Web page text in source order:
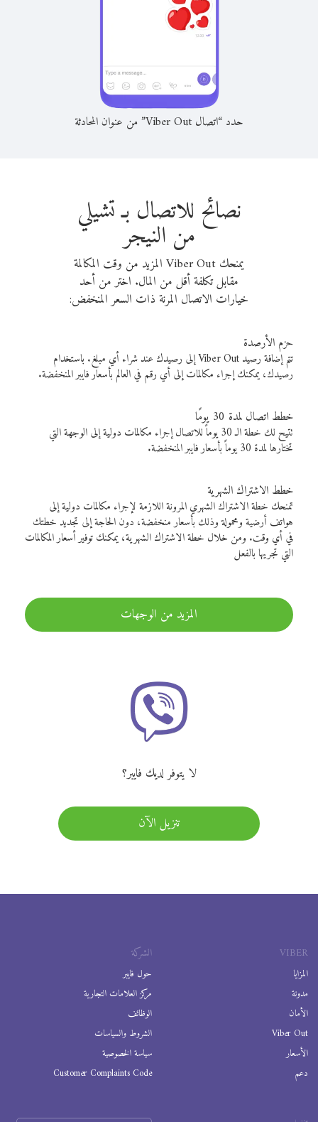
حدد “اتصال Viber Out” من عنوان المحادثة
نصائح للاتصال بـ تشيلي
من النيجر
يمنحك Viber Out المزيد من وقت المكالمة
مقابل تكلفة أقل من المال. اختر من أحد
خيارات الاتصال المرنة ذات السعر المنخفض:
حزم الأرصدة
تتم إضافة رصيد Viber Out إلى رصيدك عند شراء أي مبلغ. باستخدام
رصيدك، يمكنك إجراء مكالمات إلى أي رقم في العالم بأسعار فايبر المنخفضة.
خطط اتصال لمدة 30 يومًا
تتيح لك خطة الـ 30 يوماً للاتصال إجراء مكالمات دولية إلى الوجهة التي
تختارها لمدة 30 يوماً بأسعار فايبر المنخفضة.
خطط الاشتراك الشهرية
تمنحك خطة الاشتراك الشهري المرونة اللازمة لإجراء مكالمات دولية إلى
هواتف أرضية ومحمولة وذلك بأسعار منخفضة، دون الحاجة إلى تجديد خطتك
في أي وقت. ومن خلال خطة الاشتراك الشهرية، يمكنك توفير أسعار المكالمات
التي تجريها بالفعل
المزيد من الوجهات
لا يتوفر لديك فايبر؟
تنزيل الآن
VIBER
المزايا
مدونة
الأمان
Viber Out
الأسعار
دعم
الشركة
حول فايبر
مركز العلامات التجارية
الوظائف
الشروط والسياسات
سياسة الخصوصية
Customer Complaints Code